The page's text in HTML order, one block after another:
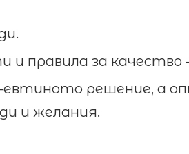
за качество –
решение, а
и желания.